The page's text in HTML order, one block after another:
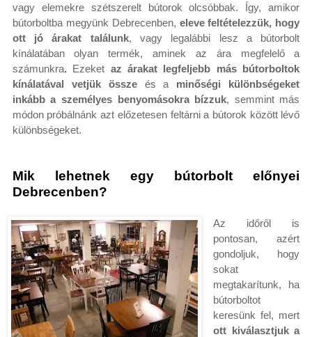
vagy elemekre szétszerelt bútorok olcsóbbak. Így, amikor
bútorboltba megyünk Debrecenben, eleve feltételezzük, hogy
ott jó árakat találunk, vagy legalábbi lesz a bútorbolt
kínálatában olyan termék, aminek az ára megfelelő a
számunkra. Ezeket az árakat legfeljebb más bútorboltok
kínálatával vetjük összeés a minőségi különbségeket
inkább a személyes benyomásokra bízzuk, semmint más
módon próbálnánk azt előzetesen feltárni a bútorok között lévő
különbségeket.
Mik lehetnek egy bútorbolt előnyei
Debrecenben?
Az időről is
pontosan, azért
gondoljuk, hogy
sokat
megtakarítunk, ha
bútorboltot
keresünk fel, mert
ott kiválasztjuk a